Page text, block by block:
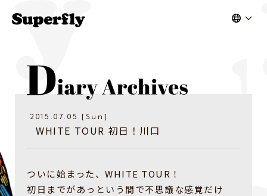
2015.07.05 [Sun]
WHITE TOUR 初日！川口
ついに始まった、WHITE TOUR！
初日までがあっという間で不思議な感覚だけ